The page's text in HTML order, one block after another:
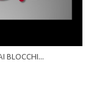
BLOCCHI...